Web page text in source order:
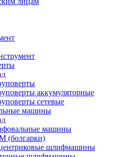
аккумуляторные
сетевые
машины
машины
(болгарки)
шлифмашины